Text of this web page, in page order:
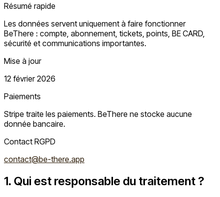
Résumé rapide
Les données servent uniquement à faire fonctionner
BeThere : compte, abonnement, tickets, points, BE CARD,
sécurité et communications importantes.
Mise à jour
12 février 2026
Paiements
Stripe traite les paiements. BeThere ne stocke aucune
donnée bancaire.
Contact RGPD
contact@be-there.app
1. Qui est responsable du traitement ?